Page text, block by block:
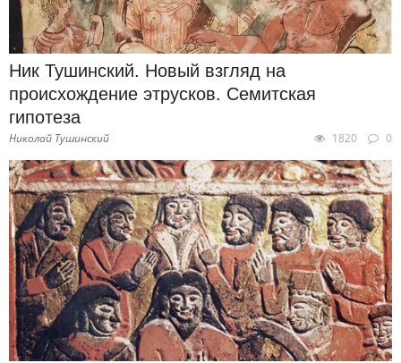
Ник Тушинский. Новый взгляд на
происхождение этрусков. Семитская
гипотеза
Николай Тушинский 1820 0